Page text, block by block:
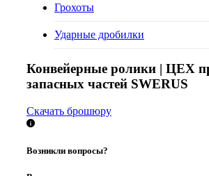
Грохоты
Ударные дробилки
Конвейерные ролики | ЦЕХ
запасных частей SWERUS
Скачать брошюру
Возникли вопросы?